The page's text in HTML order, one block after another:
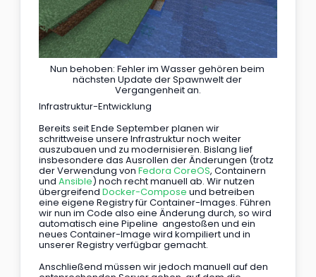
Nun behoben: Fehler im Wasser gehören beim
nächsten Update der Spawnwelt der
Vergangenheit an.
Infrastruktur-Entwicklung
Bereits seit Ende September planen wir
schrittweise unsere Infrastruktur noch weiter
auszubauen und zu modernisieren. Bislang lief
insbesondere das Ausrollen der Änderungen (trotz
der Verwendung von Fedora CoreOS, Containern
und Ansible) noch recht manuell ab. Wir nutzen
übergreifend Docker-Compose und betreiben
eine eigene Registry für Container-Images. Führen
wir nun im Code also eine Änderung durch, so wird
automatisch eine Pipeline  angestoßen und ein
neues Container-Image wird kompiliert und in
unserer Registry verfügbar gemacht.
Anschließend müssen wir jedoch manuell auf den